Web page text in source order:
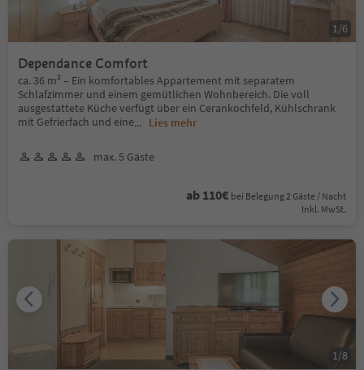
Dependance Comfort
ca. 36 m² – Ein komfortables Appartement mit separatem
Schlafzimmer und einem gemütlichen Wohnbereich. Die voll
ausgestattete Küche verfügt über ein Cerankochfeld, Kühlschrank
mit Gefrierfach und eine... Lies mehr
max. 5 Gäste
ab 110€ bei Belegung 2 Gäste / Nacht
Inkl. MwSt.
1 /6
1 /8